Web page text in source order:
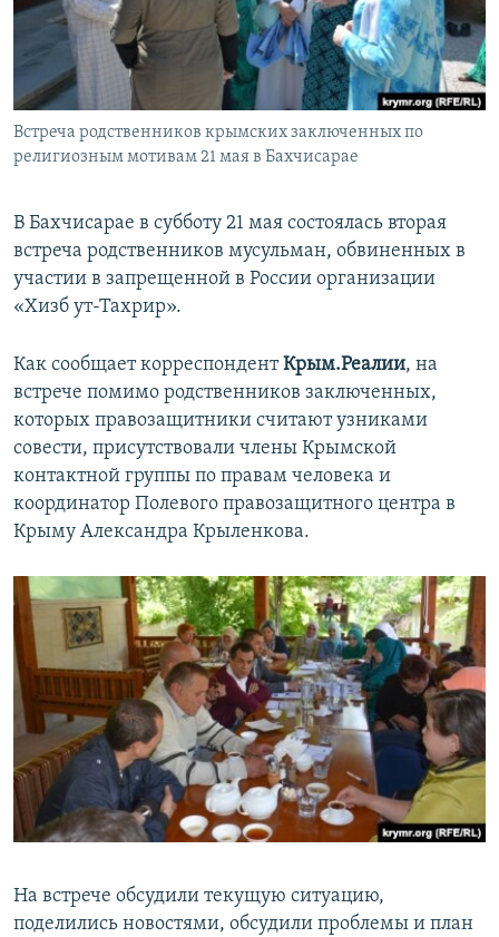
ПОБЕДИТЕЛЕЙ НЕ СУДЯТ?
КРЫМ.НЕПОКОРЕННЫЙ
ELIFBE
УКРАИНСКАЯ ПРОБЛЕМА КРЫМА
ПРИСОЕДИНЯЙТЕСЬ!
Встреча родственников крымских заключенных по
религиозным мотивам 21 мая в Бахчисарае
В Бахчисарае в субботу 21 мая состоялась вторая
встреча родственников мусульман, обвиненных в
участии в запрещенной в России организации
«Хизб ут-Тахрир».
Как сообщает корреспондентКрым.Реалии, на
встрече помимо родственников заключенных,
которых правозащитники считают узниками
совести, присутствовали члены Крымской
контактной группы по правам человека и
координатор Полевого правозащитного центра в
Крыму Александра Крыленкова.
На встрече обсудили текущую ситуацию,
поделились новостями, обсудили проблемы и план